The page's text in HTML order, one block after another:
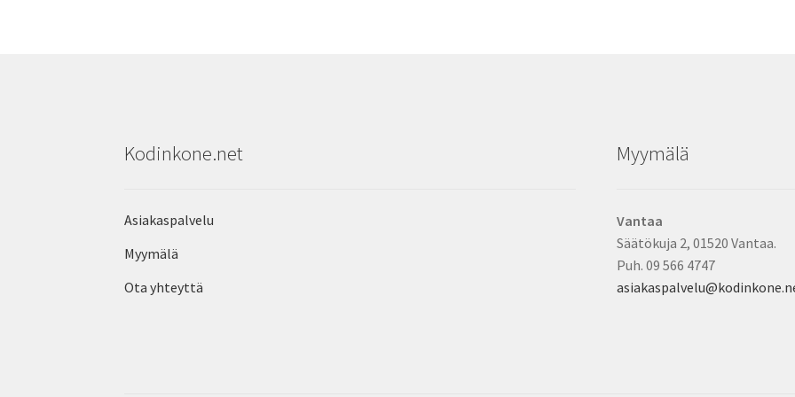
Kodinkone.net
Asiakaspalvelu
Myymälä
Ota yhteyttä
Myymälä
Vantaa
Säätökuja 2, 01520 Vantaa.
Puh. 09 566 4747